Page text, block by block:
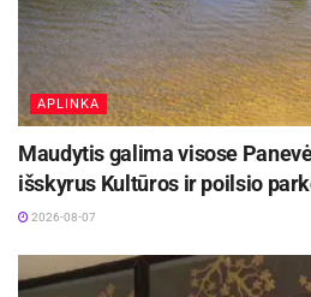
APLINKA
Maudytis galima visose
išskyrus Kultūros ir poilsio
2026-08-07